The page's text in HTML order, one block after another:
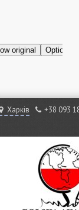
Харків +38 ‎093